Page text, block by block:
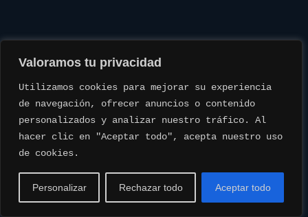
Valoramos tu privacidad
Utilizamos cookies para mejorar su experiencia
de navegación, ofrecer anuncios o contenido
personalizados y analizar nuestro tráfico. Al
hacer clic en "Aceptar todo", acepta nuestro uso
de cookies.
Personalizar Rechazar todo Aceptar todo